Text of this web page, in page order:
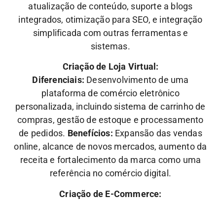
atualização de conteúdo, suporte a blogs
integrados, otimização para SEO, e integração
simplificada com outras ferramentas e
sistemas.
Criação de Loja Virtual:
Diferenciais: Desenvolvimento de uma
plataforma de comércio eletrônico
personalizada, incluindo sistema de carrinho de
compras, gestão de estoque e processamento
de pedidos. Benefícios: Expansão das vendas
online, alcance de novos mercados, aumento da
receita e fortalecimento da marca como uma
referência no comércio digital.
Criação de E-Commerce: